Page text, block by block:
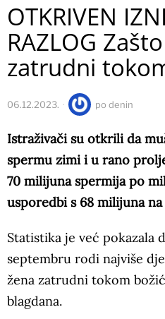
OTKRIVEN
RAZLOG
zatrudni
06.12.2023. po denin
Istraživači su otkrili da
spermu zimi i u rano
70 milijuna spermija po
usporedbi s 68 milijuna
Statistika je već pokazala
septembru rodi najviše
žena zatrudni tokom
blagdana.